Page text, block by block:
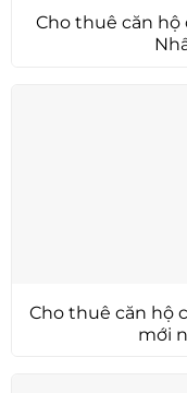
Cho thuê căn hộ
Cho thuê căn hộ
mới